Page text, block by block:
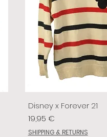
Disney x Forever 21
Prix
19,95 €
SHIPPING & RETURNS